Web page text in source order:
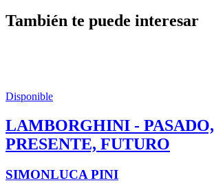
También te puede interesar
Disponible
LAMBORGHINI - PASADO,
PRESENTE, FUTURO
SIMONLUCA PINI